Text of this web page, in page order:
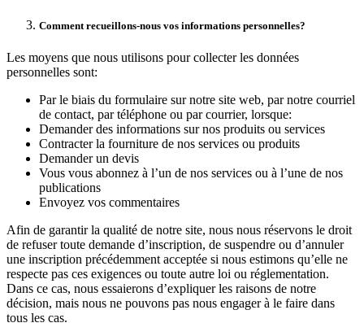
Comment recueillons-nous vos informations personnelles?
Les moyens que nous utilisons pour collecter les données
personnelles sont:
Par le biais du formulaire sur notre site web, par notre courriel
de contact, par téléphone ou par courrier, lorsque:
Demander des informations sur nos produits ou services
Contracter la fourniture de nos services ou produits
Demander un devis
Vous vous abonnez à l’un de nos services ou à l’une de nos
publications
Envoyez vos commentaires
Afin de garantir la qualité de notre site, nous nous réservons le droit
de refuser toute demande d’inscription, de suspendre ou d’annuler
une inscription précédemment acceptée si nous estimons qu’elle ne
respecte pas ces exigences ou toute autre loi ou réglementation.
Dans ce cas, nous essaierons d’expliquer les raisons de notre
décision, mais nous ne pouvons pas nous engager à le faire dans
tous les cas.